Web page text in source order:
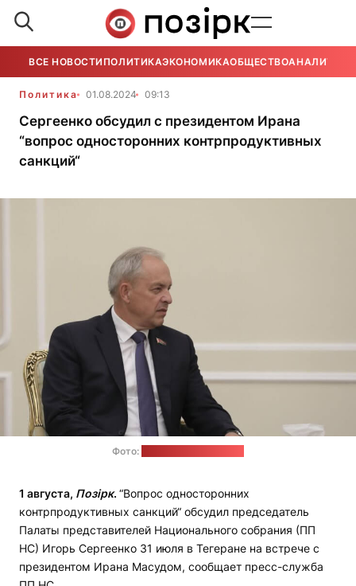
ВСЕ НОВОСТИ ПОЛИТИКАЭКОНОМИКАОБЩЕСТВОАНАЛИТИКА
Политика 01.08.2024 09:13
Сергеенко обсудил с президентом Ирана
“вопрос односторонних контрпродуктивных
санкций“
Фото:
1 августа, Позірк. “Вопрос односторонних
контрпродуктивных санкций“ обсудил председатель
Палаты представителей Национального собрания (ПП
НС) Игорь Сергеенко 31 июля в Тегеране на встрече с
президентом Ирана Масудом, сообщает пресс-служба